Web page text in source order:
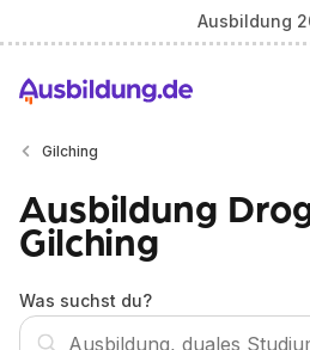
Ausbildung
Gilching
Ausbildung
Gilching
Was suchst du?